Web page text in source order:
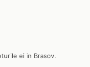
ei in Brasov.